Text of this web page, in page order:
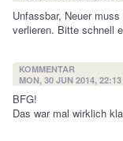
Unfassbar, Neuer
verlieren. Bitte schnell
KOMMENTAR
MON, 30 JUN 2014, 22:13
BFG!
Das war mal wirklich